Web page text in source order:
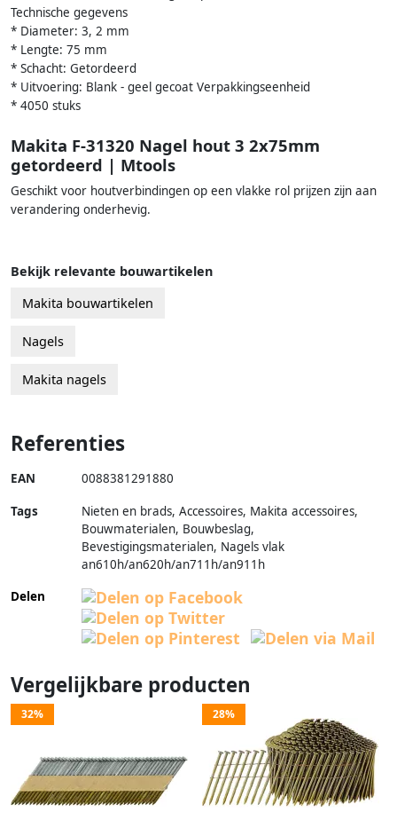
Technische gegevens
* Diameter: 3, 2 mm
* Lengte: 75 mm
* Schacht: Getordeerd
* Uitvoering: Blank - geel gecoat Verpakkingseenheid
* 4050 stuks
Makita F-31320 Nagel hout 3 2x75mm
getordeerd | Mtools
Geschikt voor houtverbindingen op een vlakke rol prijzen zijn aan
verandering onderhevig.
Bekijk relevante bouwartikelen
Makita bouwartikelen
Nagels
Makita nagels
Referenties
EAN 0088381291880
Tags
Nieten en brads, Accessoires, Makita accessoires,
Bouwmaterialen, Bouwbeslag,
Bevestigingsmaterialen, Nagels vlak
an610h/an620h/an711h/an911h
Delen
Vergelijkbare producten
32% 28%